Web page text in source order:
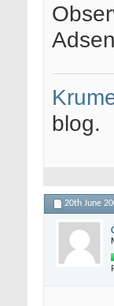
blog.
20th June